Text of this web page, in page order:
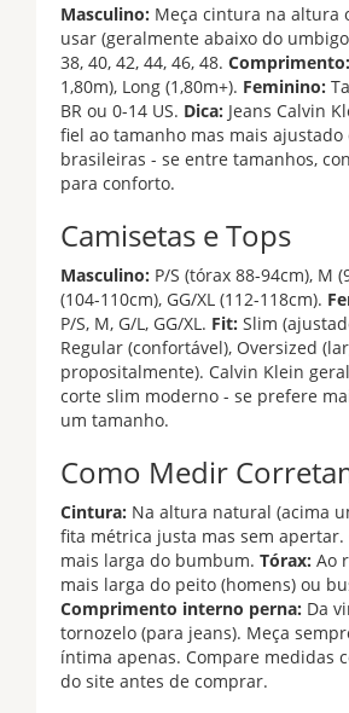
Masculino: Meça cintura na altura
usar (geralmente abaixo do
38, 40, 42, 44, 46, 48. Comprimento:
1,80m), Long (1,80m+). Feminino:
BR ou 0-14 US. Dica: Jeans Calvin
fiel ao tamanho mas mais ajustado
brasileiras - se entre tamanhos,
para conforto.
Camisetas e Tops
Masculino: P/S (tórax 88-94cm), M
(104-110cm), GG/XL (112-118cm).
P/S, M, G/L, GG/XL. Fit: Slim
Regular (confortável), Oversized
propositalmente). Calvin Klein
corte slim moderno - se prefere
um tamanho.
Como Medir
Cintura: Na altura natural (acima
fita métrica justa mas sem apertar.
mais larga do bumbum. Tórax: Ao
mais larga do peito (homens) ou
Comprimento interno perna: Da
tornozelo (para jeans). Meça
íntima apenas. Compare medidas
do site antes de comprar.